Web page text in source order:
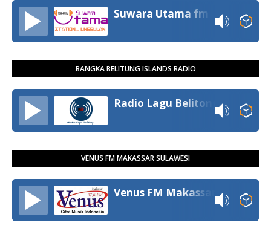
Suwara Utama fm
BANGKA BELITUNG ISLANDS RADIO
Radio Lagu Belitong
VENUS FM MAKASSAR SULAWESI
Venus FM Makassar